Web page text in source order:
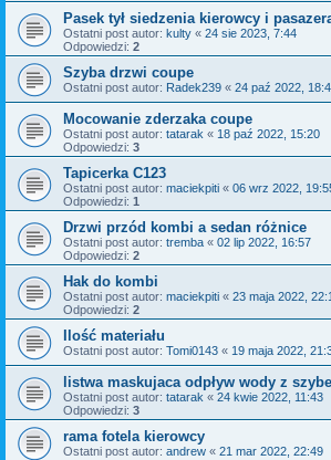
Pasek tył siedzenia kierowcy i
Ostatni post autor: kulty « 24 sie 2023, 7:44
Odpowiedzi: 2
Szyba drzwi coupe
Ostatni post autor: Radek239 « 24 paź 2022,
Mocowanie zderzaka coupe
Ostatni post autor: tatarak « 18 paź 2022, 15:20
Odpowiedzi: 3
Tapicerka C123
Ostatni post autor: maciekpiti « 06 wrz 2022,
Odpowiedzi: 1
Drzwi przód kombi a sedan różnice
Ostatni post autor: tremba « 02 lip 2022, 16:57
Odpowiedzi: 2
Hak do kombi
Ostatni post autor: maciekpiti « 23 maja 2022,
Odpowiedzi: 2
Ilość materiału
Ostatni post autor: Tomi0143 « 19 maja 2022,
listwa maskujaca odpływ wody z
Ostatni post autor: tatarak « 24 kwie 2022, 11:43
Odpowiedzi: 3
rama fotela kierowcy
Ostatni post autor: andrew « 21 mar 2022, 22:49